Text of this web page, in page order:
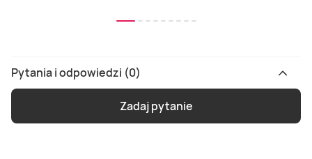
Pytania i odpowiedzi (0)
Zadaj pytanie